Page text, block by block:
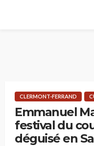
CLERMONT-FERRAND
Emmanuel
festival du
déguisé en